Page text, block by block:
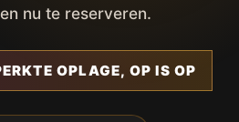
nu te reserveren.
OPLAGE, OP IS OP